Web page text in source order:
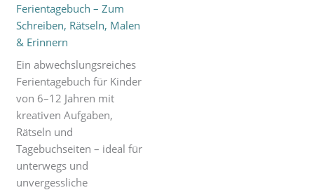
Ferientagebuch – Zum
Schreiben, Rätseln, Malen
& Erinnern
Ein abwechslungsreiches
Ferientagebuch für Kinder
von 6–12 Jahren mit
kreativen Aufgaben,
Rätseln und
Tagebuchseiten – ideal für
unterwegs und
unvergessliche